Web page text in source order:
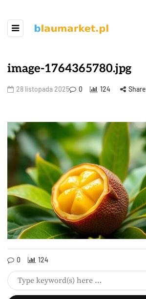
image-1764365780.jpg
28 listopada 2025 0 124 Share
0 124